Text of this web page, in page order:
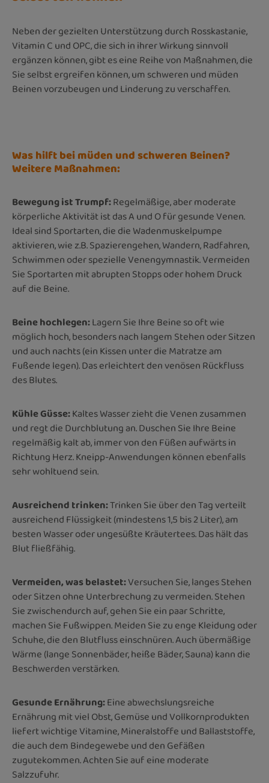
Neben der gezielten Unterstützung durchRosskastanie,
Vitamin C und OPC, die sich in ihrer Wirkung sinnvoll
ergänzen können, gibt es eine Reihe von Maßnahmen, die
Sie selbst ergreifen können, um schweren und müden
Beinen vorzubeugen und Linderung zu verschaffen.
Was hilft bei müden und schweren Beinen?
Weitere Maßnahmen:
Bewegung ist Trumpf:Regelmäßige, aber moderate
körperliche Aktivität ist das A und O für gesunde Venen.
Ideal sind Sportarten, die die Wadenmuskelpumpe
aktivieren, wie z.B. Spazierengehen, Wandern, Radfahren,
Schwimmen oder spezielle Venengymnastik. Vermeiden
Sie Sportarten mit abrupten Stopps oder hohem Druck
auf die Beine.
Beine hochlegen:Lagern Sie Ihre Beine so oft wie
möglich hoch, besonders nach langem Stehen oder Sitzen
und auch nachts (ein Kissen unter die Matratze am
Fußende legen). Das erleichtert den venösen Rückfluss
des Blutes.
Kühle Güsse:Kaltes Wasser zieht die Venen zusammen
und regt die Durchblutung an. Duschen Sie Ihre Beine
regelmäßig kalt ab, immer von den Füßen aufwärts in
Richtung Herz. Kneipp-Anwendungen können ebenfalls
sehr wohltuend sein.
Ausreichend trinken:Trinken Sie über den Tag verteilt
ausreichend Flüssigkeit (mindestens 1,5 bis 2 Liter), am
besten Wasser oder ungesüßte Kräutertees. Das hält das
Blut fließfähig.
Vermeiden, was belastet:Versuchen Sie, langes Stehen
oder Sitzen ohne Unterbrechung zu vermeiden. Stehen
Sie zwischendurch auf, gehen Sie ein paar Schritte,
machen Sie Fußwippen. Meiden Sie zu enge Kleidung oder
Schuhe, die den Blutfluss einschnüren. Auch übermäßige
Wärme (lange Sonnenbäder, heiße Bäder, Sauna) kann die
Beschwerden verstärken.
Gesunde Ernährung:Eine abwechslungsreiche
Ernährung mit viel Obst, Gemüse und Vollkornprodukten
liefert wichtige Vitamine, Mineralstoffe und Ballaststoffe,
die auch dem Bindegewebe und den Gefäßen
zugutekommen. Achten Sie auf eine moderate
Salzzufuhr.